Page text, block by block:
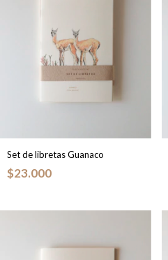
Set de libretas Guanaco
$23.000